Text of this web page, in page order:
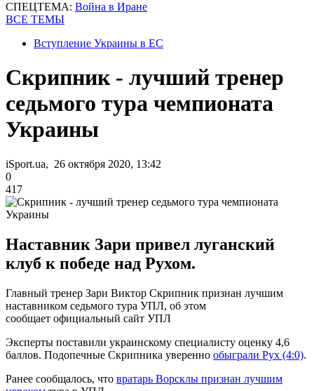
СПЕЦТЕМА: Война в Иране
ВСЕ ТЕМЫ
Вступление Украины в ЕС
Скрипник - лучший тренер
седьмого тура чемпионата
Украины
iSport.ua, 26 октября 2020, 13:42
0
417
Наставник Зари привел луганский
клуб к победе над Рухом.
Главный тренер Зари Виктор Скрипник признан лучшим
наставником седьмого тура УПЛ, об этом
сообщает официальный сайт УПЛ
Эксперты поставили украинскому специалисту оценку 4,6
баллов. Подопечные Скрипника уверенно обыграли Рух (4:0).
Ранее сообщалось, что вратарь Ворсклы признан лучшим